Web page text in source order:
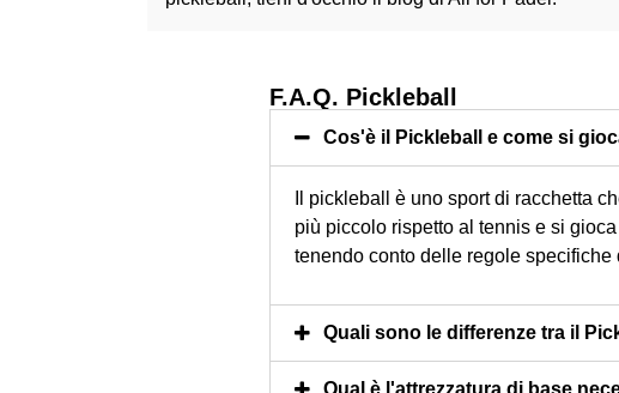
F.A.Q. Pickleball
Cos'è il Pickleball e come si
Il pickleball è uno sport di racchetta
più piccolo rispetto al tennis e si
tenendo conto delle regole specifiche
Quali sono le differenze tra il
Qual è l'attrezzatura di base